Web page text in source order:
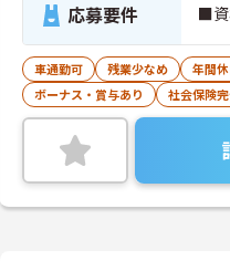
応募要件 ■資
車通勤可 残業少なめ 年間
ボーナス・賞与あり
社会保険